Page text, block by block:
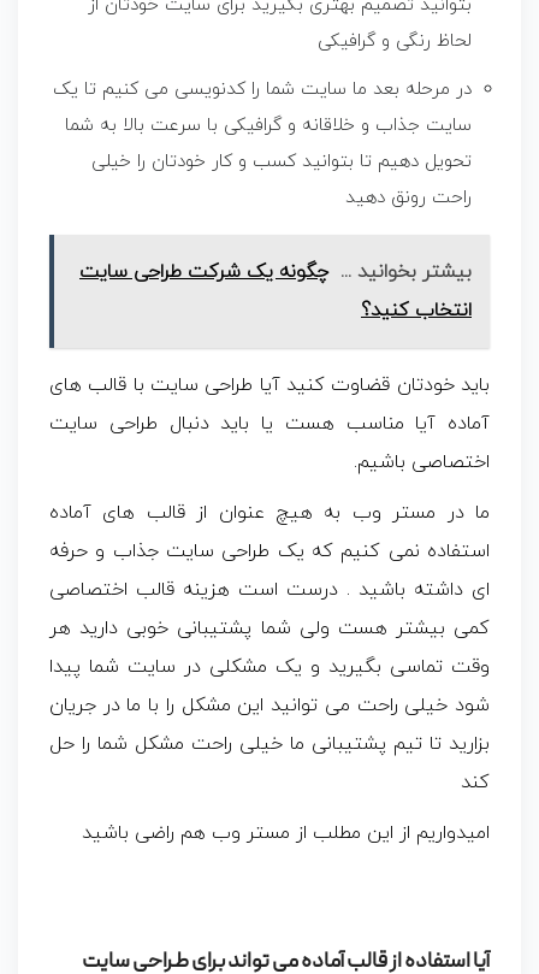
بتوانید تصمیم بهتری بگیرید برای سایت خودتان از
لحاظ رنگی و گرافیکی
در مرحله بعد ما سایت شما را کدنویسی می کنیم تا یک
سایت جذاب و خلاقانه و گرافیکی با سرعت بالا به شما
تحویل دهیم تا بتوانید کسب و کار خودتان را خیلی
راحت رونق دهید
بیشتر بخوانید ... چگونه یک شرکت طراحی سایت
انتخاب کنید؟
باید خودتان قضاوت کنید آیا طراحی سایت با قالب های
آماده آیا مناسب هست یا باید دنبال طراحی سایت
اختصاصی باشیم.
ما در مستر وب به هیچ عنوان از قالب های آماده
استفاده نمی کنیم که یک طراحی سایت جذاب و حرفه
ای داشته باشید . درست است هزینه قالب اختصاصی
کمی بیشتر هست ولی شما پشتیبانی خوبی دارید هر
وقت تماسی بگیرید و یک مشکلی در سایت شما پیدا
شود خیلی راحت می توانید این مشکل را با ما در جریان
بزارید تا تیم پشتیبانی ما خیلی راحت مشکل شما را حل
کند
امیدواریم از این مطلب از مستر وب هم راضی باشید
آیا استفاده از قالب آماده می تواند برای طراحی سایت